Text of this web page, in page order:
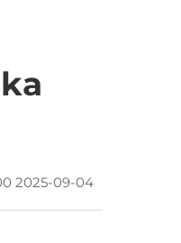
2025-09-04 08:42:00